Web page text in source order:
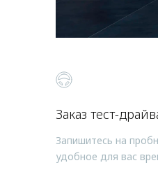
Заказ тест-
Запишитесь на
удобное для вас